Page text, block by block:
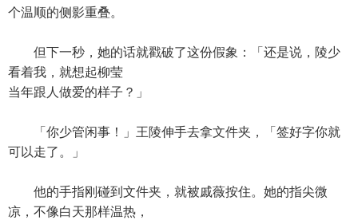
个温顺的侧影重叠。
但下一秒，她的话就戳破了这份假象：「还是说，陵少
看着我，就想起柳莹
当年跟人做爱的样子？」
「你少管闲事！」王陵伸手去拿文件夹，「签好字你就
可以走了。」
他的手指刚碰到文件夹，就被戚薇按住。她的指尖微
凉，不像白天那样温热，